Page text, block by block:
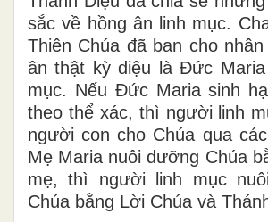
sắc về hồng ân linh mục.
Thiên Chúa đã ban cho
ân thật kỳ diệu là Đức
mục. Nếu Đức Maria sinh
theo thể xác, thì người linh
người con cho Chúa qua
Mẹ Maria nuôi dưỡng Chúa
mẹ, thì người linh mục
Chúa bằng Lời Chúa và